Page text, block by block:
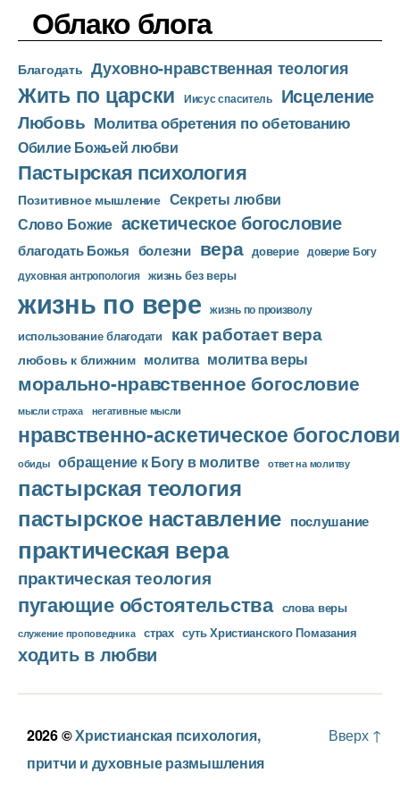
о
п
л
е
е
р
Облако блога
Благодать Духовно-нравственная теология
Жить по царски Иисус спаситель Исцеление
Любовь Молитва обретения по обетованию
Обилие Божьей любви
Пастырская психология
Позитивное мышление Секреты любви
Слово Божие аскетическое богословие
благодать Божья болезни вера доверие доверие Богу
духовная антропология жизнь без веры
жизнь по вере жизнь по произволу
использование благодати как работает вера
любовь к ближним молитва молитва веры
морально-нравственное богословие
мысли страха негативные мысли
нравственно-аскетическое
обиды обращение к Богу в молитве ответ на молитву
пастырская теология
пастырское наставление послушание
практическая вера
практическая теология
пугающие обстоятельства слова веры
служение проповедника страх суть Христианского Помазания
ходить в любви
2026 ©Христианская психология,
притчи и духовные размышления
Вверх ↑